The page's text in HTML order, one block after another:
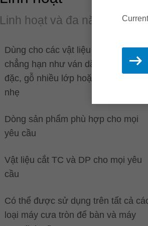
Linh hoạt và đa năng
Dùng cho các vật liệu khác nhau,
chẳng hạn như ván dăm phủ, tấm gỗ
đặc, gỗ nhiều lớp hoặc nhựa và ván
nhẹ
Dòng sản phẩm phù hợp cho mọi
yêu cầu
Vật liệu cắt TC và DP cho mọi yêu
cầu
Có thể được sử dụng trên tất cả
loại máy cưa tròn để bàn và máy